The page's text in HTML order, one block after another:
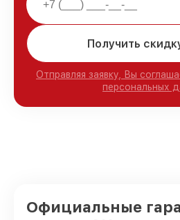
Получить
Отправляя заявку, Вы
персональных
Официальные